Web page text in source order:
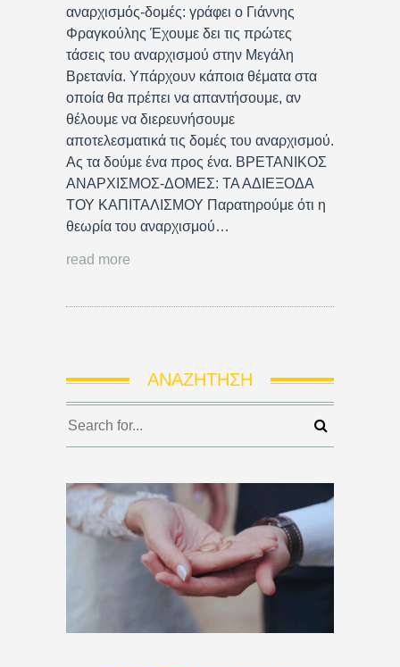
αναρχισμός-δομές: γράφει ο Γιάννης
Φραγκούλης Έχουμε δει τις πρώτες
τάσεις του αναρχισμού στην Μεγάλη
Βρετανία. Υπάρχουν κάποια θέματα στα
οποία θα πρέπει να απαντήσουμε, αν
θέλουμε να διερευνήσουμε
αποτελεσματικά τις δομές του αναρχισμού.
Ας τα δούμε ένα προς ένα. ΒΡΕΤΑΝΙΚΟΣ
ΑΝΑΡΧΙΣΜΟΣ-ΔΟΜΕΣ: ΤΑ ΑΔΙΕΞΟΔΑ
ΤΟΥ ΚΑΠΙΤΑΛΙΣΜΟΥ Παρατηρούμε ότι η
θεωρία του αναρχισμού…
read more
ΑΝΑΖΉΤΗΣΗ